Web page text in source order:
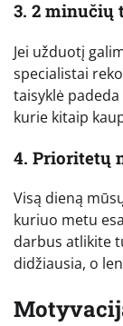
3. 2 minučių
Jei užduotį
specialistai
taisyklė
kurie kitaip
4. Prioritetų
Visą dieną
kuriuo metu
darbus atlikite
didžiausia, o